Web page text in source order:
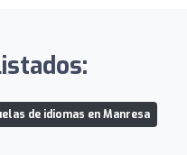
de idiomas en Manresa